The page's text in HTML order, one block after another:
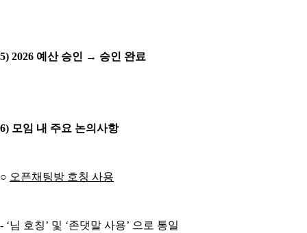
5) 2026 예산 승인 → 승인 완료
6) 모임 내 주요 논의사항
○ 오픈채팅방 호칭 사용
- ‘님 호칭’ 및 ‘존댓말 사용’ 으로 통일